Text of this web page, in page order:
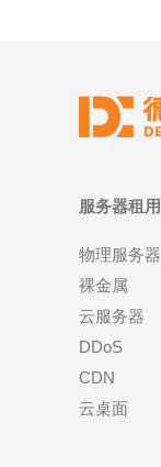
服务器租用
物理服务器
裸金属
云服务器
DDoS
CDN
云桌面